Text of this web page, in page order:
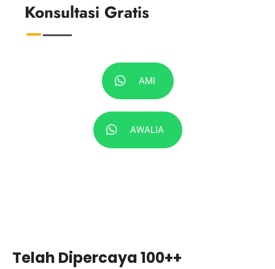
Konsultasi Gratis
AMI
AWALIA
Telah Dipercaya 100++